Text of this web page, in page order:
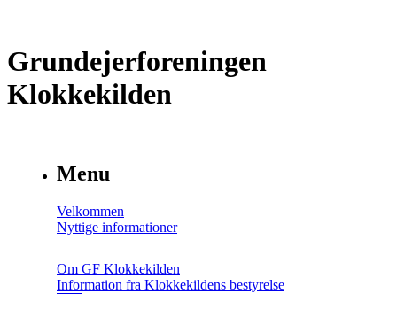
Grundejerforeningen
Klokkekilden
Menu
Velkommen
Nyttige informationer
Om GF Klokkekilden
Information fra Klokkekildens bestyrelse